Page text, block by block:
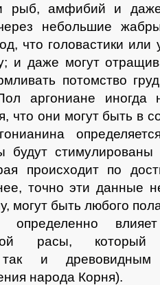
рыб, амфибий и
небольшие
что головастики
и даже могут
потомство
аргониане иногда
что они могут быть в
будут
происходит по
точно эти данные
могут быть любого
определенно
этой расы,
так и
народа Корня).